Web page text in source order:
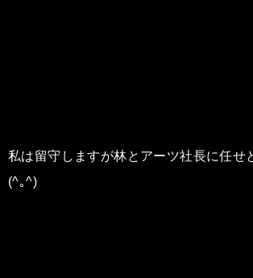
私は留守しますが林とアーツ社長に任せ
(^｡^)